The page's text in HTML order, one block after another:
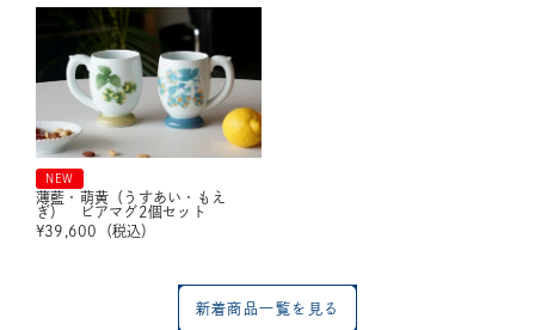
NEW
薄藍・萌黄（うすあい・もえ
ぎ） ビアマグ2個セット
¥39,600 （税込）
新着商品一覧を見る